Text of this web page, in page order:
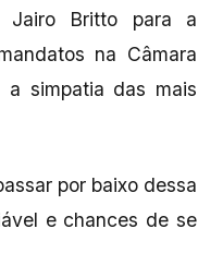
Jairo Britto para a
na Câmara
simpatia das mais
por baixo dessa
e chances de se